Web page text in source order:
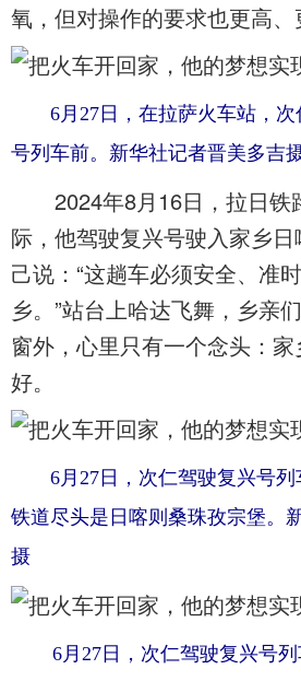
氧，但对操作的要求也更高、
6月27日，在拉萨火车站，次
号列车前。新华社记者晋美多吉
2024年8月16日，拉日铁
际，他驾驶复兴号驶入家乡
己说：“这趟车必须安全、准
乡。”站台上哈达飞舞，乡亲
窗外，心里只有一个念头：
好。
6月27日，次仁驾驶复兴号列
铁道尽头是日喀则桑珠孜宗堡。
摄
6月27日，次仁驾驶复兴号列